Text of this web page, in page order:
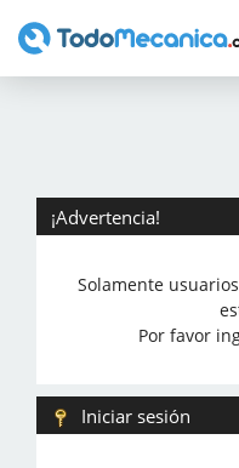
¡Advertencia!
Solamente
Por favor
Iniciar sesión